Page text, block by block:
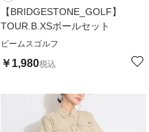
【BRIDGESTONE_GOLF】
TOUR.B.XSボールセット
ビームスゴルフ
￥ 1,980税込